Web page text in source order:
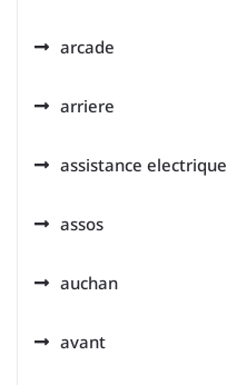
arcade
arriere
assistance electrique
assos
auchan
avant